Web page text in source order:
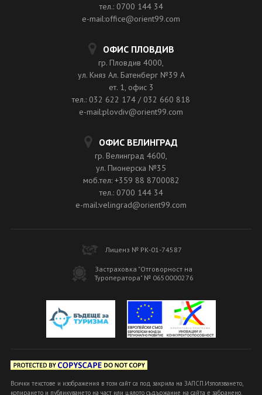
тел.: 0700 144 34
e-mail:office@orient99.com
ОФИС ПЛОВДИВ
гр. Пловдив 4000,
ул. Княз Ал. Батенберг №39 A
ет. 1, офис 3
тел.: 032 622 174 / 032 660 818
e-mail:plovdiv@orient99.com
ОФИС ВЕЛИНГРАД
гр. Велинград 4600,
ул. Пионерска №35
моб.тел: +359 88 8700082
тел.: 0700 144 34
e-mail:velingrad@orient99.com
Лиценз № РК-01-74587
Застраховка "Отговорност на
Туроператора" № 0650000276
Всички текстове и изображения в този сайт са под закрила на ЗАПСП.Използването,
копирането и публикуването на част или цялото съдържание на сайта е забранено.